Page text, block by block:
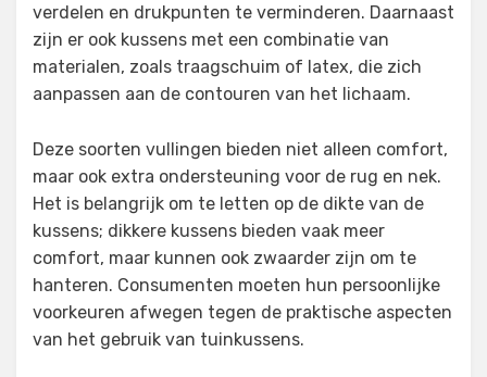
verdelen en drukpunten te verminderen. Daarnaast
zijn er ook kussens met een combinatie van
materialen, zoals traagschuim of latex, die zich
aanpassen aan de contouren van het lichaam.
Deze soorten vullingen bieden niet alleen comfort,
maar ook extra ondersteuning voor de rug en nek.
Het is belangrijk om te letten op de dikte van de
kussens; dikkere kussens bieden vaak meer
comfort, maar kunnen ook zwaarder zijn om te
hanteren. Consumenten moeten hun persoonlijke
voorkeuren afwegen tegen de praktische aspecten
van het gebruik van tuinkussens.